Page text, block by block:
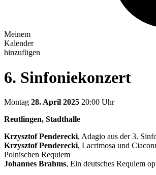
Meinem
Kalender
hinzufügen
6. Sinfoniekonzert
Montag 28. April 2025 20:00 Uhr
Reutlingen, Stadthalle
Krzysztof Penderecki, Adagio aus der 3.
Krzysztof Penderecki, Lacrimosa und
Polnischen Requiem
Johannes Brahms, Ein deutsches Requiem